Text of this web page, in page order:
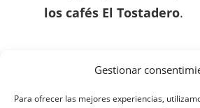
Gestionar
Para ofrecer las mejores experiencias,
los cafés El Tostadero.